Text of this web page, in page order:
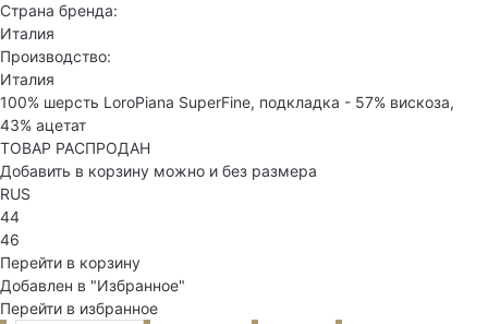
Страна бренда:
Италия
Производство:
Италия
100% шерсть LoroPiana SuperFine, подкладка - 57% вискоза,
43% ацетат
ТОВАР РАСПРОДАН
Добавить в корзину можно и без размера
RUS
44
46
Перейти в корзину
Добавлен в "Избранное"
Перейти в избранное